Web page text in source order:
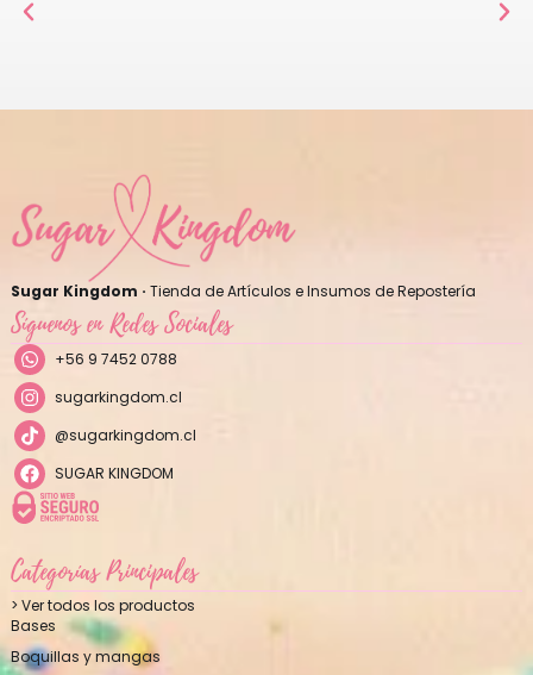
Sugar Kingdom · Tienda de Artículos e Insumos de Repostería
Síguenos en Redes Sociales
+56 9 7452 0788
sugarkingdom.cl
@sugarkingdom.cl
SUGAR KINGDOM
Categorías Principales
> Ver todos los productos
Bases
Boquillas y mangas